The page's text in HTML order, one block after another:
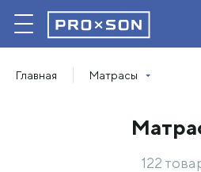
Главная Матрасы
122